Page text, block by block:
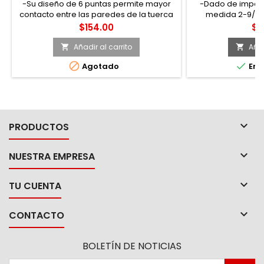
-Su diseño de 6 puntas permite mayor
contacto entre las paredes de la tuerca
y/o tornillo gracias a su geometría
lobular (super drive®). -Marca Urrea. -
Métrico. -Tipo de impulsión: cuadrado.
Precio
$154.00
 Añadir al carrito
 Agotado
-Dado de
medida 2-9/
super-drive,

 En
PRODUCTOS 
NUESTRA EMPRESA 
TU CUENTA 
CONTACTO 
BOLETÍN DE NOTICIAS